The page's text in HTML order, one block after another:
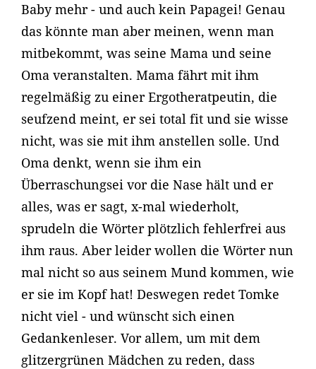
Baby mehr - und auch kein Papagei! Genau
das könnte man aber meinen, wenn man
mitbekommt, was seine Mama und seine
Oma veranstalten. Mama fährt mit ihm
regelmäßig zu einer Ergotheratpeutin, die
seufzend meint, er sei total fit und sie wisse
nicht, was sie mit ihm anstellen solle. Und
Oma denkt, wenn sie ihm ein
Überraschungsei vor die Nase hält und er
alles, was er sagt, x-mal wiederholt,
sprudeln die Wörter plötzlich fehlerfrei aus
ihm raus. Aber leider wollen die Wörter nun
mal nicht so aus seinem Mund kommen, wie
er sie im Kopf hat! Deswegen redet Tomke
nicht viel - und wünscht sich einen
Gedankenleser. Vor allem, um mit dem
glitzergrünen Mädchen zu reden, dass